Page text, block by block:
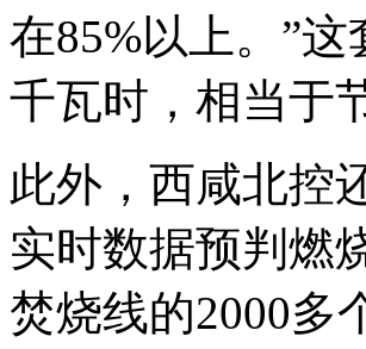
在85%以上。”
千瓦时，相当于
此外，西咸北控
实时数据预判燃
焚烧线的2000多